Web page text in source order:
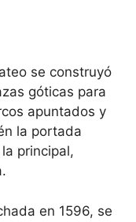
se construyó
góticas para
apuntados y
la portada
principal,
en 1596, se